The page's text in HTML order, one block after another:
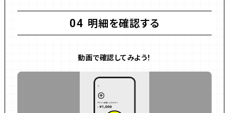
04 明細を確認する
動画で確認してみよう！